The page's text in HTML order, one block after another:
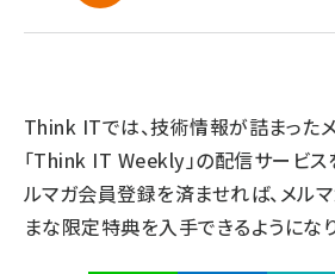
Think ITでは、技術情報が詰まった
「Think IT Weekly」の配信サービス
ルマガ会員登録を済ませれば、メル
まな限定特典を入手できるようになり